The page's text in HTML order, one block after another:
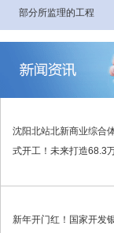
部分所监理的工程
沈阳北站北新商业综合
式开工！未来打造68.3
新年开门红！国家开发